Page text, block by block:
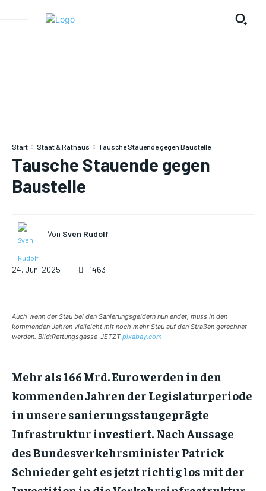
Start Staat & Rathaus Tausche Stauende gegen Baustelle
Tausche Stauende gegen
Baustelle
Von Sven Rudolf
24. Juni 2025 1463
Auch wenn der Stau bei den Sanierungsgeldern nun endet, muss in den
kommenden Jahren vielleicht mit noch mehr Stau auf den Straßen gerechnet
werden. Bild:Rettungsgasse-JETZTpixabay.com
Mehr als 166 Mrd. Euro werden in den
kommenden Jahren der Legislaturperiode
in unsere sanierungsstaugeprägte
Infrastruktur investiert. Nach Aussage
des Bundesverkehrsminister Patrick
Schnieder geht es jetzt richtig los mit der